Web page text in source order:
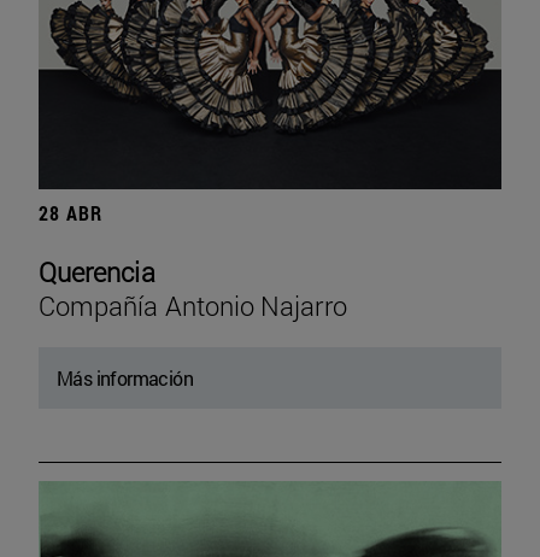
28 ABR
Querencia
Compañía Antonio Najarro
Más información